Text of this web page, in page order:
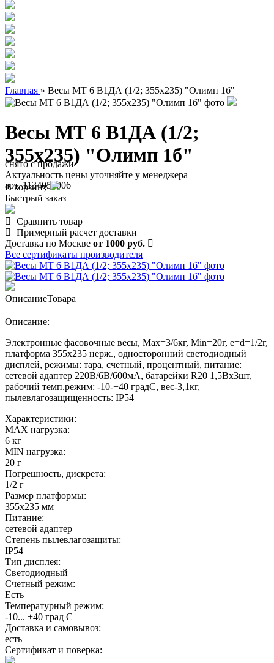
Главная » Весы МТ 6 В1ДА (1/2; 355х235) "Олимп 1б"
Весы МТ 6 В1ДА (1/2;
355х235) "Олимп 1б"
арт. 1134050006
снято с продажи
Актуальность цены уточняйте у менеджера
В корзину
Быстрый заказ
Сравнить товар
Примерный расчет доставки
Доставка по Москве от 1000 руб.
Все сертификаты производителя
ОписаниеТовара
Описание:
Электронные фасовочные весы, Max=3/6кг, Min=20г, e=d=1/2г,
платформа 355х235 нерж., односторонний светодиодный
дисплей, режимы: тара, счетный, процентный, питание:
сетевой адаптер 220В/6В/600мА, батарейки R20 1,5Вх3шт,
рабочий темп.режим: -10-+40 градС, вес-3,1кг,
пылевлагозащищенность: IP54
Характеристики:
MAX нагрузка:
6 кг
MIN нагрузка:
20 г
Погрешность, дискрета:
1/2 г
Размер платформы:
355х235 мм
Питание:
сетевой адаптер
Степень пылевлагозащиты:
IP54
Тип дисплея:
Светодиодный
Счетный режим:
Есть
Температурный режим:
-10... +40 град С
Доставка и самовывоз:
есть
Сертификат и поверка: